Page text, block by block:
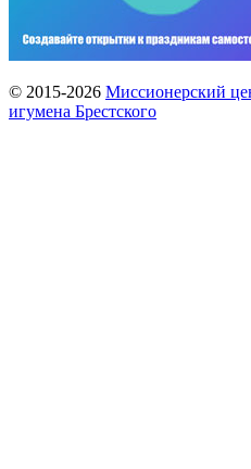
© 2015-2026 Миссионерский
игумена Брестского